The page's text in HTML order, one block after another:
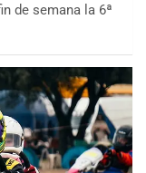
de semana la 6ª